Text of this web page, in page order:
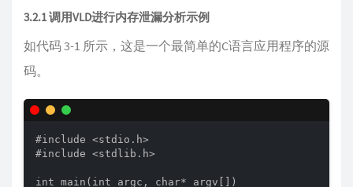
3.2.1 调用VLD进行内存泄漏分析示例
如代码 3-1 所示，这是一个最简单的C语言应用程序的源
码。
#include <stdio.h>
#include <stdlib.h>
int main(int argc, char* argv[])